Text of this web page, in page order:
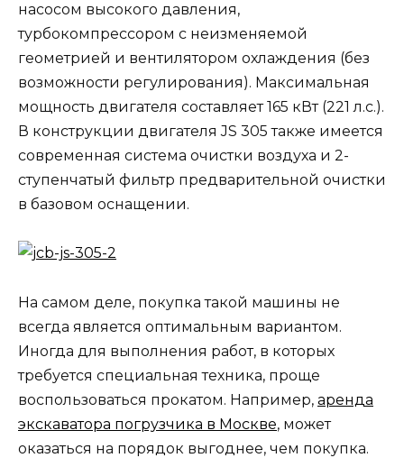
насосом высокого давления,
турбокомпрессором с неизменяемой
геометрией и вентилятором охлаждения (без
возможности регулирования). Максимальная
мощность двигателя составляет 165 кВт (221 л.с.).
В конструкции двигателя JS 305 также имеется
современная система очистки воздуха и 2-
ступенчатый фильтр предварительной очистки
в базовом оснащении.
На самом деле, покупка такой машины не
всегда является оптимальным вариантом.
Иногда для выполнения работ, в которых
требуется специальная техника, проще
воспользоваться прокатом. Например, аренда
экскаватора погрузчика в Москве, может
оказаться на порядок выгоднее, чем покупка.